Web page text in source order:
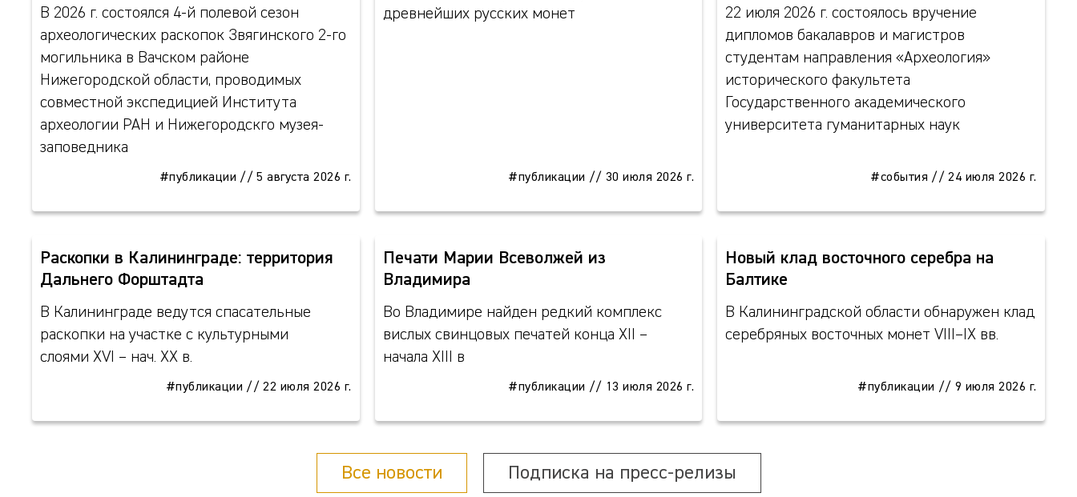
В 2026 г. состоялся 4-й полевой сезон
археологических раскопок Звягинского 2-го
могильника в Вачском районе
Нижегородской области, проводимых
совместной экспедицией Института
археологии РАН и Нижегородскго музея-
заповедника
#публикации // 5 августа 2026 г.
древнейших русских монет
#публикации // 30 июля 2026 г.
22 июля 2026 г. состоялось вручение
дипломов бакалавров и магистров
студентам направления «Археология»
исторического факультета
Государственного академического
университета гуманитарных наук
#события // 24 июля 2026 г.
Раскопки в Калининграде: территория
Дальнего Форштадта
В Калининграде ведутся спасательные
раскопки на участке с культурными
слоями XVI – нач. XX в.
#публикации // 22 июля 2026 г.
Печати Марии Всеволжей из
Владимира
Во Владимире найден редкий комплекс
вислых свинцовых печатей конца XII –
начала XIII в
#публикации // 13 июля 2026 г.
Новый клад восточного серебра на
Балтике
В Калининградской области обнаружен клад
серебряных восточных монет VIII–IX вв.
#публикации // 9 июля 2026 г.
Все новости Подписка на пресс-релизы